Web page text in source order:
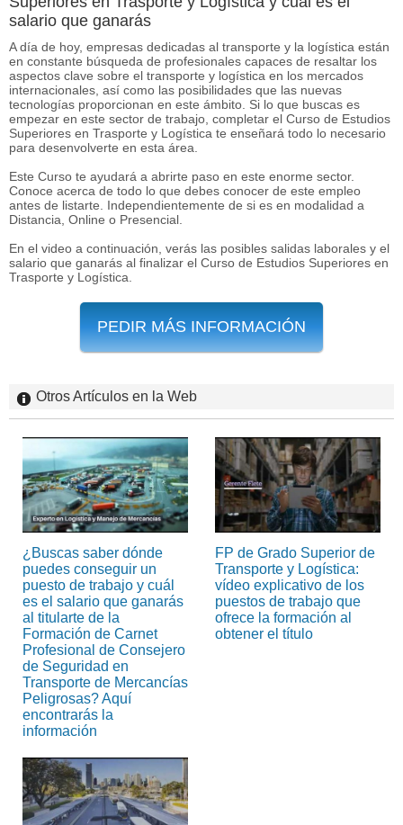
salario que ganarás
A día de hoy, empresas dedicadas al transporte y la logística están
en constante búsqueda de profesionales capaces de resaltar los
aspectos clave sobre el transporte y logística en los mercados
internacionales, así como las posibilidades que las nuevas
tecnologías proporcionan en este ámbito. Si lo que buscas es
empezar en este sector de trabajo, completar el Curso de Estudios
Superiores en Trasporte y Logística te enseñará todo lo necesario
para desenvolverte en esta área.
Este Curso te ayudará a abrirte paso en este enorme sector.
Conoce acerca de todo lo que debes conocer de este empleo
antes de listarte. Independientemente de si es en modalidad a
Distancia, Online o Presencial.
En el video a continuación, verás las posibles salidas laborales y el
salario que ganarás al finalizar el Curso de Estudios Superiores en
Trasporte y Logística.
PEDIR MÁS INFORMACIÓN
Otros Artículos en la Web
¿Buscas saber dónde
puedes conseguir un
puesto de trabajo y cuál
es el salario que ganarás
al titularte de la
Formación de Carnet
Profesional de Consejero
de Seguridad en
Transporte de Mercancías
Peligrosas? Aquí
encontrarás la
información
FP de Grado Superior de
Transporte y Logística:
vídeo explicativo de los
puestos de trabajo que
ofrece la formación al
obtener el título